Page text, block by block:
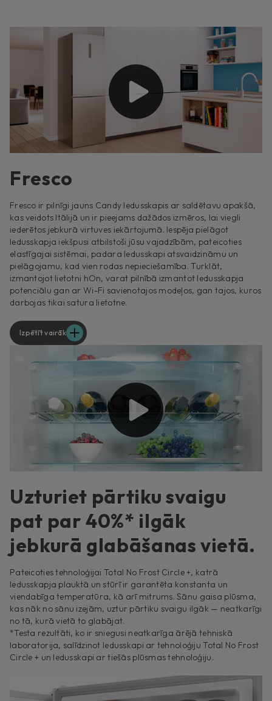
Fresco
Fresco ir pilnīgi jauns Candy ledusskapis ar saldētavu apakšā,
kas veidots Itālijā un ir pieejams dažādos izmēros, lai viegli
iederētos jebkurā virtuves iekārtojumā. Iespēja pielāgot
ledusskapja iekšpusi atbilstoši jūsu vajadzībām, pateicoties
elastīgajai sistēmai, padara ledusskapi atsvaidzināmu un
pielāgojamu, kad vien rodas nepieciešamība. Turklāt,
izmantojot lietotni hOn, varat pilnībā izmantot ledusskapja
potenciālu gan ar Wi-Fi savienotajos modeļos, gan tajos, kuros
darbojas tikai satura lietotne.
Izpētīt vairāk
Uzturiet pārtiku svaigu
pat par 40%* ilgāk
jebkurā glabāšanas vietā.
Pateicoties tehnoloģijai Total No Frost Circle +, katrā
ledusskapja plauktā un stūrī ir garantēta konstanta un
viendabīga temperatūra, kā arī mitrums. Sānu gaisa plūsma,
kas nāk no sānu izejām, uztur pārtiku svaigu ilgāk — neatkarīgi
no tā, kurā vietā to glabājat.
*Testa rezultāti, ko ir sniegusi neatkarīga ārējā tehniskā
laboratorija, salīdzinot ledusskapi ar tehnoloģiju Total No Frost
Circle + un ledusskapi ar tiešās plūsmas tehnoloģiju.